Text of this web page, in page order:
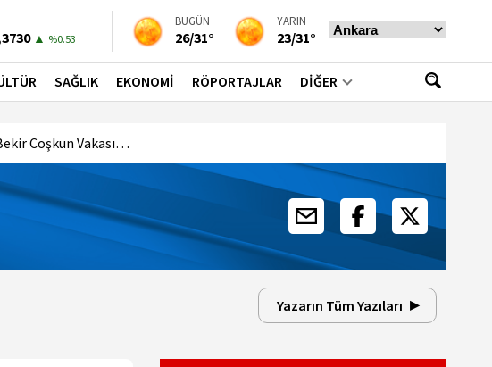
▲ %0.53
▼ %-0.02
BUGÜN
26/31°
YARIN
23/31°
SAĞLIK EKONOMİ RÖPORTAJLAR DİĞER
Coşkun Vakası…
Yazarın Tüm Yazıları